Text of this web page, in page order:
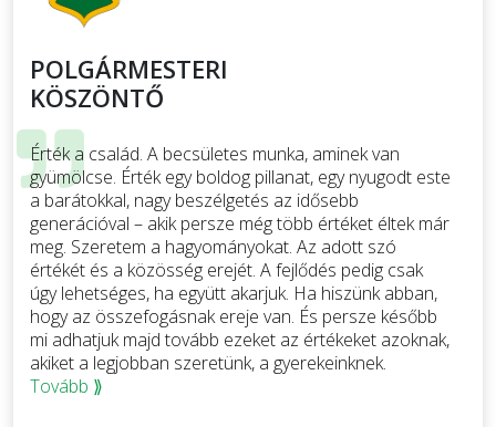
POLGÁRMESTERI
KÖSZÖNTŐ
Érték a család. A becsületes munka, aminek van
gyümölcse. Érték egy boldog pillanat, egy nyugodt este
a barátokkal, nagy beszélgetés az idősebb
generációval – akik persze még több értéket éltek már
meg. Szeretem a hagyományokat. Az adott szó
értékét és a közösség erejét. A fejlődés pedig csak
úgy lehetséges, ha együtt akarjuk. Ha hiszünk abban,
hogy az összefogásnak ereje van. És persze később
mi adhatjuk majd tovább ezeket az értékeket azoknak,
akiket a legjobban szeretünk, a gyerekeinknek.
Tovább ⟫